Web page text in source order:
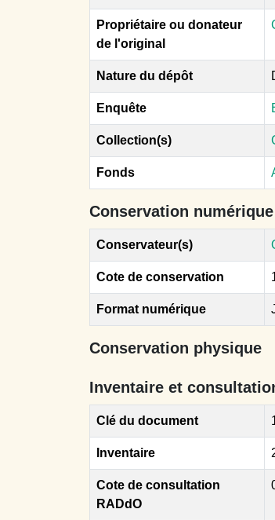
Propriétaire ou donateur
de l'original
Nature du dépôt
Enquête
Collection(s)
Fonds
Conservation numérique
Conservateur(s)
Cote de conservation
Format numérique
Conservation physique
Inventaire et
Clé du document
Inventaire
Cote de consultation
RADdO